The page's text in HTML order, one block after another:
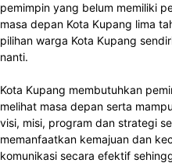
pemimpin yang belum memiliki
masa depan Kota Kupang lima
pilihan warga Kota Kupang
nanti.
Kota Kupang membutuhkan
melihat masa depan serta
visi, misi, program dan strategi
memanfaatkan kemajuan dan
komunikasi secara efektif